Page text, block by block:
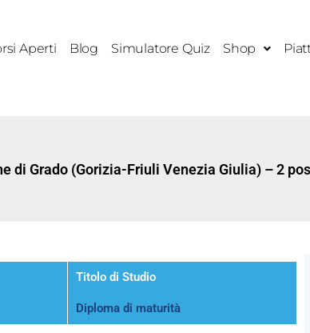
Aperti Blog Simulatore Quiz Shop
di Grado (Gorizia-Friuli Venezia Giulia) – 2
Titolo di Studio
Diploma di maturità